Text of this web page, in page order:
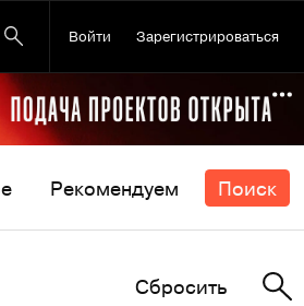
Войти Зарегистрироваться
Рекомендуем Поиск
Сбросить